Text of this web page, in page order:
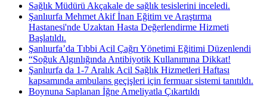
Sağlık Müdürü Akçakale de sağlık tesislerini inceledi.
Şanlıurfa Mehmet Akif İnan Eğitim ve Araştırma
Hastanesi'nde Uzaktan Hasta Değerlendirme Hizmeti
Başlatıldı.
Şanlıurfa’da Tıbbi Acil Çağrı Yönetimi Eğitimi Düzenlendi
“Soğuk Algınlığında Antibiyotik Kullanımına Dikkat!
Şanlıurfa da 1-7 Aralık Acil Sağlık Hizmetleri Haftası
kapsamında ambulans geçişleri için fermuar sistemi tanıtıldı.
Boynuna Saplanan İğne Ameliyatla Çıkartıldı